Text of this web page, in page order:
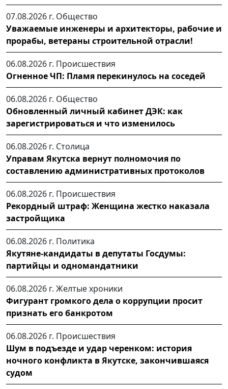
07.08.2026 г. Общество
Уважаемые инженеры и архитекторы, рабочие и
прорабы, ветераны строительной отрасли!
06.08.2026 г. Происшествия
Огненное ЧП: Пламя перекинулось на соседей
06.08.2026 г. Общество
Обновленный личный кабинет ДЭК: как
зарегистрироваться и что изменилось
06.08.2026 г. Столица
Управам Якутска вернут полномочия по
составлению административных протоколов
06.08.2026 г. Происшествия
Рекордный штраф: Женщина жестко наказала
застройщика
06.08.2026 г. Политика
Якутяне-кандидаты в депутаты Госдумы:
партийцы и одномандатники
06.08.2026 г. Желтые хроники
Фигурант громкого дела о коррупции просит
признать его банкротом
06.08.2026 г. Происшествия
Шум в подъезде и удар черенком: история
ночного конфликта в Якутске, закончившаяся
судом